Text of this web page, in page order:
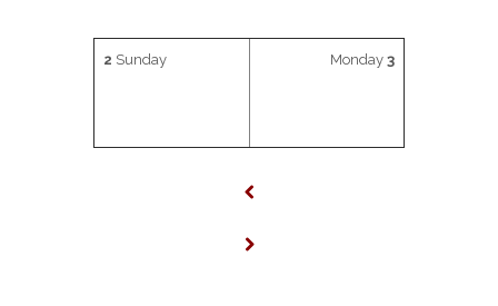
2 Sunday Monday 3